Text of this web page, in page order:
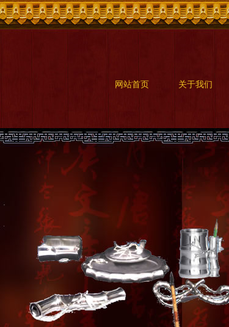
网站首页 关于我们